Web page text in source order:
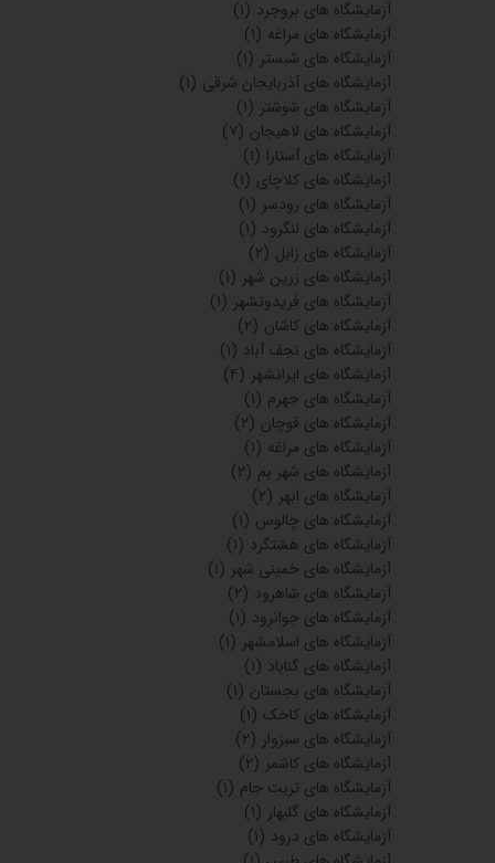
آزمایشگاه های بروجرد (۱)
آزمایشگاه های مراغه (۱)
آزمایشگاه های شبستر (۱)
آزمایشگاه های آذربایجان شرقی (۱)
آزمایشگاه های شوشتر (۱)
آزمایشگاه های لاهیجان (۷)
آزمایشگاه های آستارا (۱)
آزمایشگاه های کلاچای (۱)
آزمایشگاه های رودسر (۱)
آزمایشگاه های لنگرود (۱)
آزمایشگاه های زابل (۲)
آزمایشگاه های زرین شهر (۱)
آزمایشگاه های فریدونشهر (۱)
آزمایشگاه های کاشان (۲)
آزمایشگاه های نجف آباد (۱)
آزمایشگاه های ایرانشهر (۴)
آزمایشگاه های جهرم (۱)
آزمایشگاه های قوچان (۲)
آزمایشگاه های مراغه (۱)
آزمایشگاه های شهر بم (۲)
آزمایشگاه های ابهر (۲)
آزمایشگاه های چالوس (۱)
آزمایشگاه های هشتگرد (۱)
آزمایشگاه های خمینی شهر (۱)
آزمایشگاه های شاهرود (۲)
آزمایشگاه های جوانرود (۱)
آزمایشگاه های اسلامشهر (۱)
آزمایشگاه های گناباد (۱)
آزمایشگاه های بجستان (۱)
آزمایشگاه های کاخک (۱)
آزمایشگاه های سبزوار (۲)
آزمایشگاه های کاشمر (۲)
آزمایشگاه های تربت جام (۱)
آزمایشگاه های گلبهار (۱)
آزمایشگاه های درود (۱)